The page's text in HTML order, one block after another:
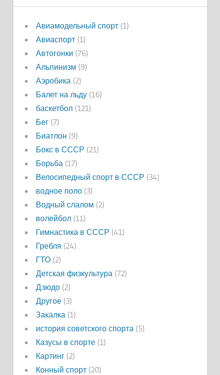
Авиамодельный спорт(1)
Авиаспорт(1)
Автогонки (76)
Альпинизм (9)
Аэробика (2)
Балет на льду(16)
баскетбол(121)
Бег(7)
Биатлон (9)
Бокс в СССР (21)
Борьба (17)
Велосипедный спорт в СССР (34)
водное поло(3)
Водный слалом (2)
волейбол(11)
Гимнастика в СССР (41)
Гребля (24)
ГТО(2)
Детская физкультура (72)
Дзюдо(2)
Другое(3)
Закалка (1)
история советского спорта (5)
Казусы в спорте(1)
Картинг(2)
Конный спорт(20)